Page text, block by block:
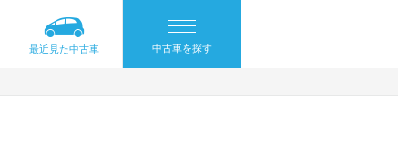
最近見た中古車 中古車を探す